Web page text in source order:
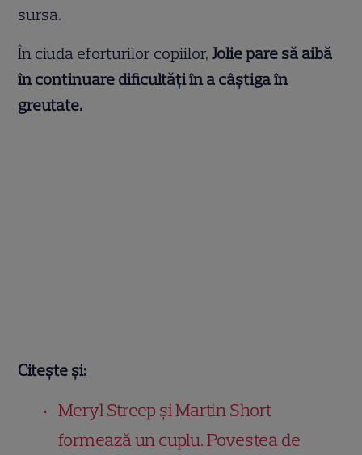
sursa.
În ciuda eforturilor copiilor,Jolie pare să aibă
în continuare dificultăți în a câștiga în
greutate.
Citește și:
Meryl Streep și Martin Short
formează un cuplu. Povestea de